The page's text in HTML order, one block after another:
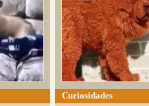
Curiosidades